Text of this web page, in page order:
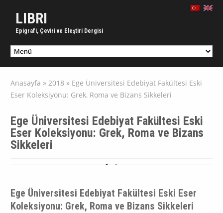
LIBRI
Epigrafi, Çeviri ve Eleştiri Dergisi
Anasayfa » 2018 » Ege Üniversitesi Edebiyat Fakültesi Eski
Eser Koleksiyonu: Grek, Roma ve Bizans Sikkeleri
Ege Üniversitesi Edebiyat Fakültesi Eski
Eser Koleksiyonu: Grek, Roma ve Bizans
Sikkeleri
Ege Üniversitesi Edebiyat Fakültesi Eski Eser
Koleksiyonu: Grek, Roma ve Bizans Sikkeleri